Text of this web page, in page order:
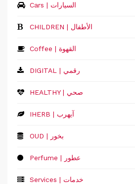
Cars | السيارات
CHILDREN | الأطفال
Coffee | القهوة
DIGITAL | رقمي
HEALTHY | صحي
IHERB | آيهرب
OUD | بخور
Perfume | عطور
Services | خدمات